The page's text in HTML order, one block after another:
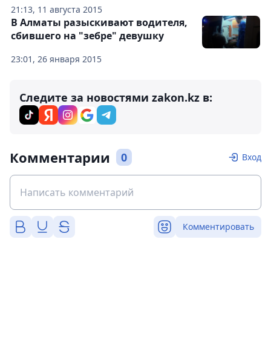
21:13, 11 августа 2015
23:01, 26 января 2015
В Алматы разыскивают водителя,
сбившего на "зебре" девушку
Следите за новостями zakon.kz в:
Комментарии 0 Вход
Комментировать